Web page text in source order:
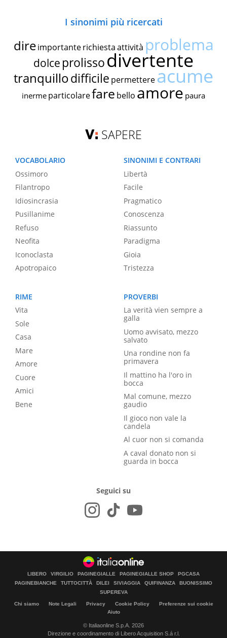
I sinonimi più ricercati
dire importante richiestaattività problema
dolce prolissodivertente
tranquillodifficile permettereacume
inerme particolarefare bello amore paura
SAPERE
VOCABOLARIO
Ossimoro
Filantropo
Idiosincrasia
Pusillanime
Refuso
Neofita
Iconoclasta
Apotropaico
SINONIMI E CONTRARI
Libertà
Facile
Pragmatico
Conoscenza
Riassunto
Paradigma
Gioia
Tristezza
RIME
Vita
Sole
Casa
Mare
Amore
Cuore
Amici
Bene
PROVERBI
La verità vien sempre a
galla
Uomo avvisato, mezzo
salvato
Una rondine non fa
primavera
Il mattino ha l'oro in
bocca
Mal comune, mezzo
gaudio
Il gioco non vale la
candela
Al cuor non si comanda
A caval donato non si
guarda in bocca
Seguici su
LIBERO VIRGILIO PAGINEGIALLE PAGINEGIALLE SHOP
PGCASA
PAGINEBIANCHE
TUTTOCITTÀ DILEI SIVIAGGIA QUIFINANZA
BUONISSIMO
SUPEREVA
Chi siamo Note Legali Privacy Cookie Policy
Preferenze sui cookie
Aiuto
© Italiaonline S.p.A. 2026
Direzione e coordinamento di Libero Acquisition S.á r.l.